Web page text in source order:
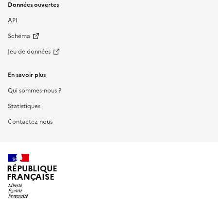
Données ouvertes
API
Schéma
Jeu de données
En savoir plus
Qui sommes-nous ?
Statistiques
Contactez-nous
RÉPUBLIQUE
FRANÇAISE